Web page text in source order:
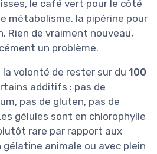
le café vert pour le côté
métabolisme, la pipérine pour
Rien de vraiment nouveau,
un problème.
volonté de rester sur du 100
additifs : pas de
pas de gluten, pas de
gélules sont en chlorophylle
rare par rapport aux
gélatine animale ou avec plein